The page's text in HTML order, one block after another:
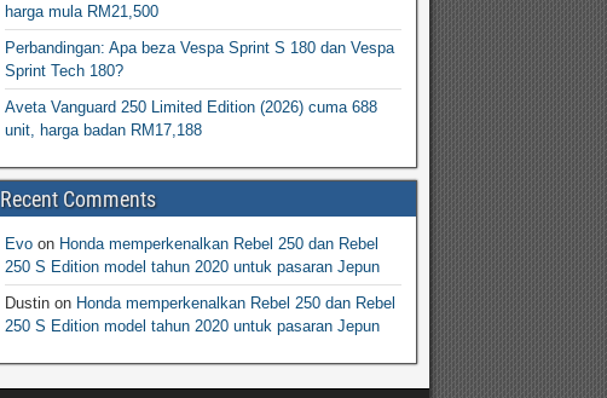
harga mula RM21,500
Perbandingan: Apa beza Vespa Sprint S 180 dan Vespa
Sprint Tech 180?
Aveta Vanguard 250 Limited Edition (2026) cuma 688
unit, harga badan RM17,188
Recent Comments
Evo on Honda memperkenalkan Rebel 250 dan Rebel
250 S Edition model tahun 2020 untuk pasaran Jepun
Dustin on Honda memperkenalkan Rebel 250 dan Rebel
250 S Edition model tahun 2020 untuk pasaran Jepun